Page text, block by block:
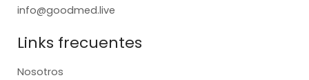
info@goodmed.live
Links frecuentes
Nosotros